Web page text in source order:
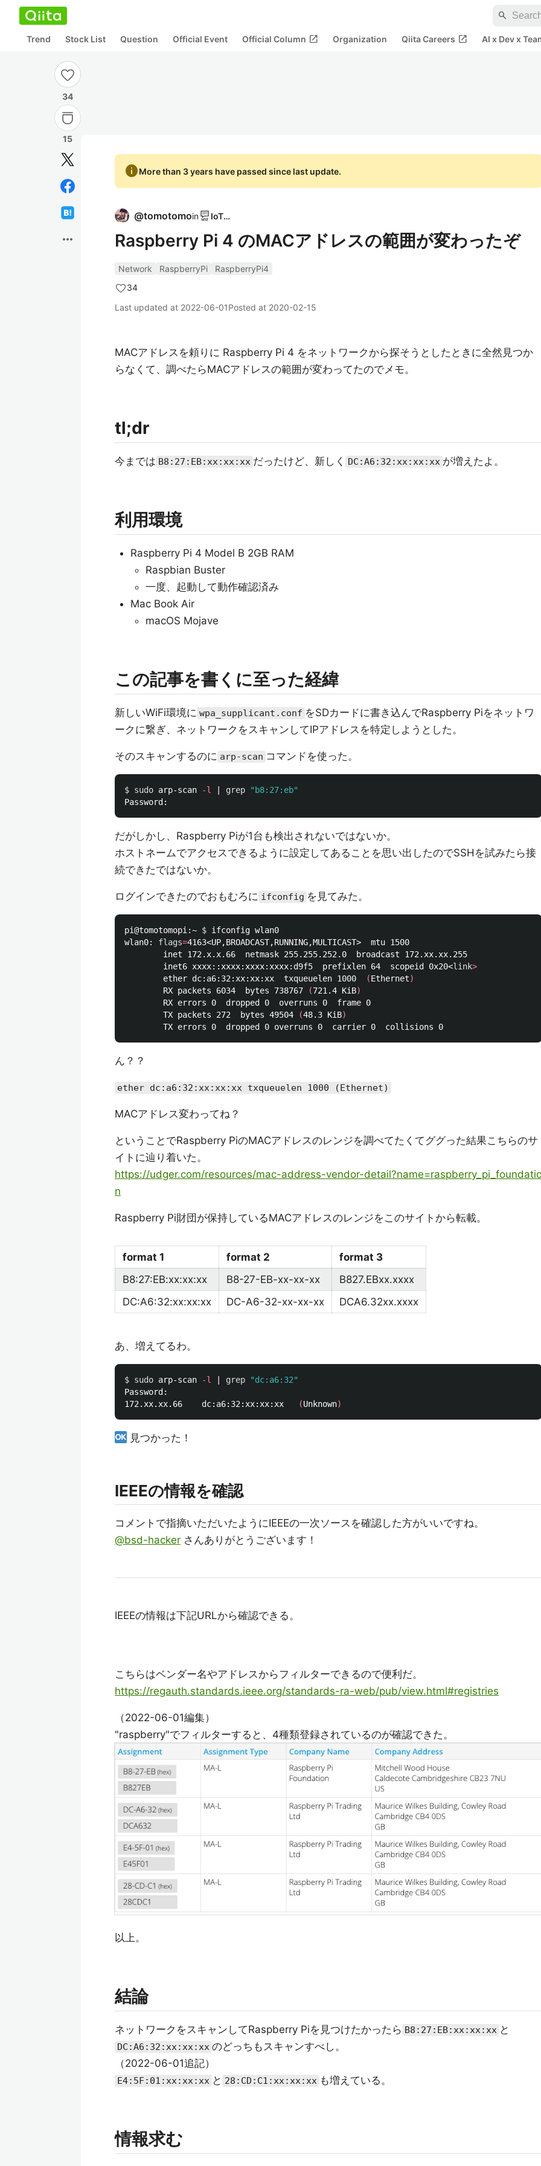
search
Trend Stock List Question Official Event Official Column open_in_new Organization Qiita Careers open_in_new AI x Dev x
34
15
more_horiz
infoMore than 3 years have passed since last update.
@tomotomoin IoTLT
Raspberry Pi 4 のMACアドレスの範囲が変わったぞ
Network RaspberryPi
RaspberryPi4
34
Last updated at 2022-06-01Posted at 2020-02-15
MACアドレスを頼りに Raspberry Pi 4 をネットワークから探そうとしたときに全然見つか
らなくて、調べたらMACアドレスの範囲が変わってたのでメモ。
tl;dr
今までは B8:27:EB:xx:xx:xx だったけど、新しく DC:A6:32:xx:xx:xx が増えたよ。
利用環境
Raspberry Pi 4 Model B 2GB RAM
Raspbian Buster
一度、起動して動作確認済み
Mac Book Air
macOS Mojave
この記事を書くに至った経緯
新しいWiFi環境に wpa_supplicant.conf をSDカードに書き込んでRaspberry Piをネットワ
ークに繋ぎ、ネットワークをスキャンしてIPアドレスを特定しようとした。
そのスキャンするのに arp-scan コマンドを使った。
$ sudo arp-scan -l grep
"b8:27:eb"
だがしかし、Raspberry Piが1台も検出されないではないか。
ホストネームでアクセスできるように設定してあることを思い出したのでSSHを試みたら接
続できたではないか。
ログインできたのでおもむろに ifconfig を見てみた。
pi@tomotomopi:~ $ ifconfig wlan0
wlan0: flags=4163<UP,BROADCAST,RUNNING,MULTICAST>  mtu 1500
        inet 172.x.x.66  netmask 255.255.252.0  broadcast 172.xx.xx.255
        inet6 xxxx::xxxx:xxxx:xxxx:d9f5  prefixlen 64  scopeid 0x20<
link>
        ether dc:a6:32:xx:xx:xx  txqueuelen 1000
(Ethernet)
        RX packets 6034  bytes 738767
(721.4 KiB)
        RX errors 0  dropped 0  overruns 0  frame 0
        TX packets 272  bytes 49504
(48.3 KiB)
ん？？
ether dc:a6:32:xx:xx:xx txqueuelen 1000 (Ethernet)
MACアドレス変わってね？
ということでRaspberry PiのMACアドレスのレンジを調べてたくてググった結果こちらのサ
イトに辿り着いた。
https://udger.com/resources/mac-address-vendor-
n
Raspberry Pi財団が保持しているMACアドレスのレンジをこのサイトから転載。
format 1 format 2
format 3
B8:27:EB:xx:xx:xx
B8-27-EB-xx-xx-xx
B827.EBxx.xxxx
DC:A6:32:xx:xx:xx
DC-A6-32-xx-xx-xx DCA6.32xx.xxxx
あ、増えてるわ。
$ sudo arp-scan -l grep
"dc:a6:32"
Password:
(Unknown)
見つかった！
IEEEの情報を確認
コメントで指摘いただいたようにIEEEの一次ソースを確認した方がいいですね。
@bsd-hacker さんありがとうございます！
IEEEの情報は下記URLから確認できる。
こちらはベンダー名やアドレスからフィルターできるので便利だ。
https://regauth.standards.ieee.org/standards-ra-web/pub/view.html#registries
（2022-06-01編集）
"raspberry"でフィルターすると、4種類登録されているのが確認できた。
以上。
結論
ネットワークをスキャンしてRaspberry Piを見つけたかったら B8:27:EB:xx:xx:xx と
DC:A6:32:xx:xx:xx のどっちもスキャンすべし。
（2022-06-01追記）
E4:5F:01:xx:xx:xx と 28:CD:C1:xx:xx:xx も増えている。
情報求む